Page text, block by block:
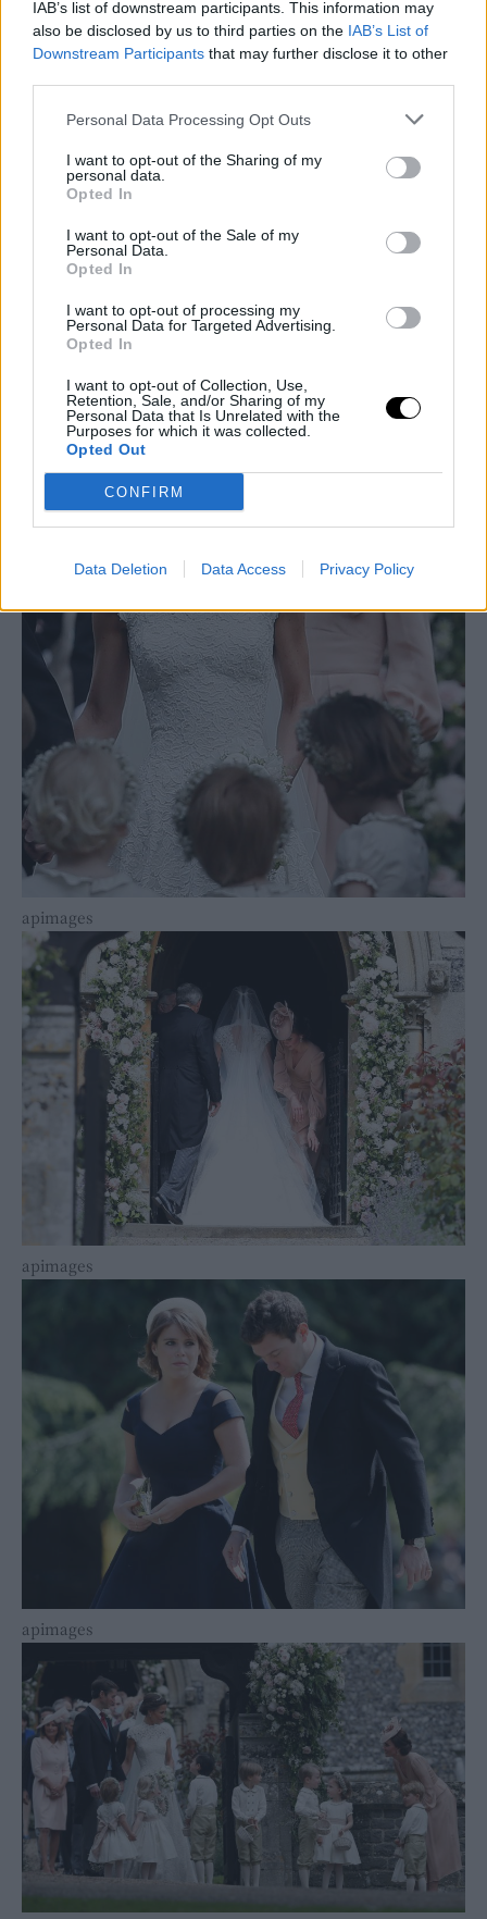
IAB’s list of downstream participants. This information may
also be disclosed by us to third parties on the IAB’s List of
Downstream Participants that may further disclose it to other
Personal Data Processing Opt Outs
I want to opt-out of the Sharing of my
personal data.
Opted In
I want to opt-out of the Sale of my
Personal Data.
Opted In
I want to opt-out of processing my
Personal Data for Targeted Advertising.
Opted In
I want to opt-out of Collection, Use,
Retention, Sale, and/or Sharing of my
Personal Data that Is Unrelated with the
Purposes for which it was collected.
Opted Out
CONFIRM
Data Deletion Data Access Privacy Policy
apimages
apimages
apimages
apimages